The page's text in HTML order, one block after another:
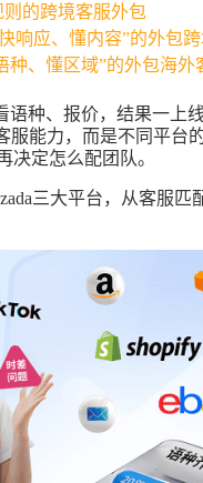
的跨境客服外包
响应、懂内容”的外包
种、懂区域”的外包海外
语种、报价，结果一上
能力，而是不同平台
决定怎么配团队。
三大平台，从客服